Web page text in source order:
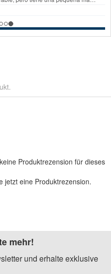
Produktrezension für dieses
jetzt eine Produktrezension.
mehr!
und erhalte exklusive